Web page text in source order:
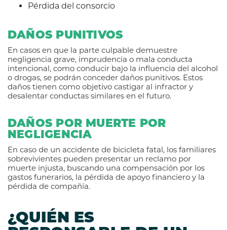
Pérdida del consorcio
DAÑOS PUNITIVOS
En casos en que la parte culpable demuestre
negligencia grave, imprudencia o mala conducta
intencional, como conducir bajo la influencia del alcohol
o drogas, se podrán conceder daños punitivos. Estos
daños tienen como objetivo castigar al infractor y
desalentar conductas similares en el futuro.
DAÑOS POR MUERTE POR
NEGLIGENCIA
En caso de un accidente de bicicleta fatal, los familiares
sobrevivientes pueden presentar un reclamo por
muerte injusta, buscando una compensación por los
gastos funerarios, la pérdida de apoyo financiero y la
pérdida de compañía.
¿QUIÉN ES